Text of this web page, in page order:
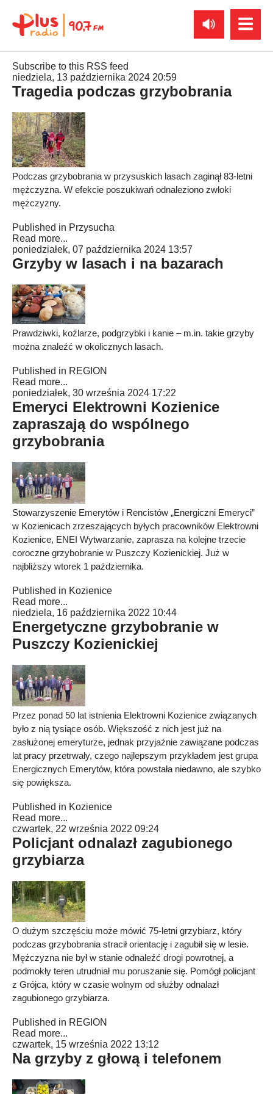
Subscribe to this RSS feed
niedziela, 13 października 2024 20:59
Tragedia podczas grzybobrania
Podczas grzybobrania w przysuskich lasach zaginął 83-letni
mężczyzna. W efekcie poszukiwań odnaleziono zwłoki
mężczyzny.
Published in Przysucha
Read more...
poniedziałek, 07 października 2024 13:57
Grzyby w lasach i na bazarach
Prawdziwki, koźlarze, podgrzybki i kanie – m.in. takie grzyby
można znaleźć w okolicznych lasach.
Published in REGION
Read more...
poniedziałek, 30 września 2024 17:22
Emeryci Elektrowni Kozienice
zapraszają do wspólnego
grzybobrania
Stowarzyszenie Emerytów i Rencistów „Energiczni Emeryci”
w Kozienicach zrzeszających byłych pracowników Elektrowni
Kozienice, ENEI Wytwarzanie, zaprasza na kolejne trzecie
coroczne grzybobranie w Puszczy Kozienickiej. Już w
najbliższy wtorek 1 października.
Published in Kozienice
Read more...
niedziela, 16 października 2022 10:44
Energetyczne grzybobranie w
Puszczy Kozienickiej
Przez ponad 50 lat istnienia Elektrowni Kozienice związanych
było z nią tysiące osób. Większość z nich jest już na
zasłużonej emeryturze, jednak przyjaźnie zawiązane podczas
lat pracy przetrwały, czego najlepszym przykładem jest grupa
Energicznych Emerytów, która powstała niedawno, ale szybko
się powiększa.
Published in Kozienice
Read more...
czwartek, 22 września 2022 09:24
Policjant odnalazł zagubionego
grzybiarza
O dużym szczęściu może mówić 75-letni grzybiarz, który
podczas grzybobrania stracił orientację i zagubił się w lesie.
Mężczyzna nie był w stanie odnaleźć drogi powrotnej, a
podmokły teren utrudniał mu poruszanie się. Pomógł policjant
z Grójca, który w czasie wolnym od służby odnalazł
zagubionego grzybiarza.
Published in REGION
Read more...
czwartek, 15 września 2022 13:12
Na grzyby z głową i telefonem